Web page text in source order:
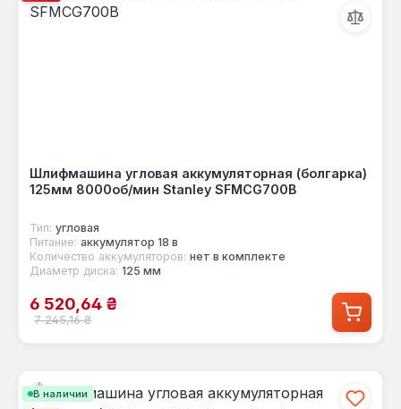
Шлифмашина угловая аккумуляторная (болгарка)
125мм 8000об/мин Stanley SFMCG700B
Тип: угловая
Питание: аккумулятор 18 в
Количество аккумуляторов: нет в комплекте
Диаметр диска: 125 мм
Цена продажи:
6 520,64 ₴
Обычная цена:
7 245,16 ₴
В наличии